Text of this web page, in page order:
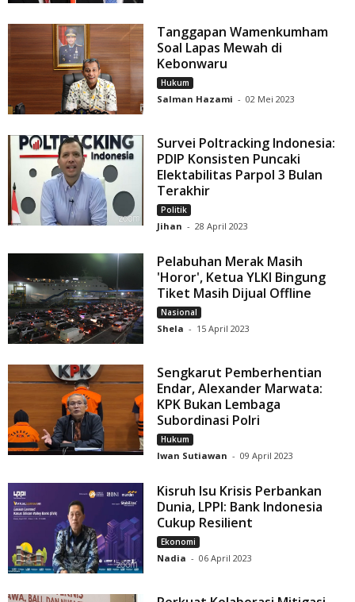
Tanggapan Wamenkumham
Soal Lapas Mewah di
Kebonwaru
Hukum
Salman Hazami - 02 Mei 2023
Survei Poltracking Indonesia:
PDIP Konsisten Puncaki
Elektabilitas Parpol 3 Bulan
Terakhir
Politik
Jihan - 28 April 2023
Pelabuhan Merak Masih
'Horor', Ketua YLKI Bingung
Tiket Masih Dijual Offline
Nasional
Shela - 15 April 2023
Sengkarut Pemberhentian
Endar, Alexander Marwata:
KPK Bukan Lembaga
Subordinasi Polri
Hukum
Iwan Sutiawan - 09 April 2023
Kisruh Isu Krisis Perbankan
Dunia, LPPI: Bank Indonesia
Cukup Resilient
Ekonomi
Nadia - 06 April 2023